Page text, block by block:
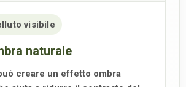
visibile
naturale
creare un effetto ombra